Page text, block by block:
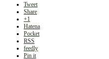
Tweet
Share
+1
Hatena
Pocket
RSS
feedly
Pin it